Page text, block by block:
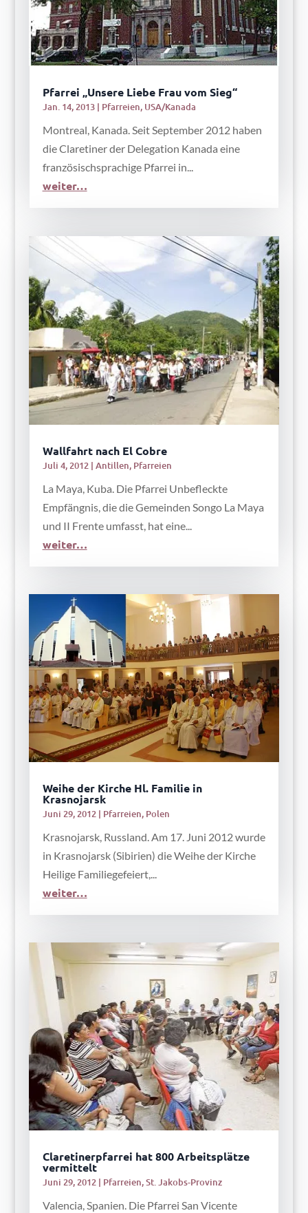
Pfarrei „Unsere Liebe Frau vom Sieg“
Jan. 14, 2013| Pfarreien, USA/Kanada
Montreal, Kanada. Seit September 2012 haben
die Claretiner der Delegation Kanada eine
französischsprachige Pfarrei in...
weiter…
Wallfahrt nach El Cobre
Juli 4, 2012| Antillen, Pfarreien
La Maya, Kuba. Die Pfarrei Unbefleckte
Empfängnis, die die Gemeinden Songo La Maya
und II Frente umfasst, hat eine...
weiter…
Weihe der Kirche Hl. Familie in
Krasnojarsk
Juni 29, 2012| Pfarreien, Polen
Krasnojarsk, Russland. Am 17. Juni 2012 wurde
in Krasnojarsk (Sibirien) die Weihe der Kirche
Heilige Familiegefeiert,...
weiter…
Claretinerpfarrei hat 800 Arbeitsplätze
vermittelt
Juni 29, 2012| Pfarreien,St. Jakobs-Provinz
Valencia, Spanien. Die Pfarrei San Vicente